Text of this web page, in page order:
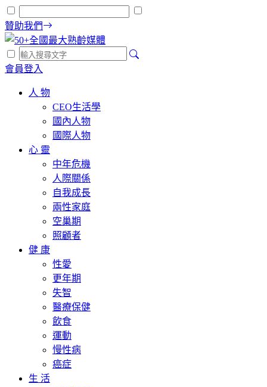
贊助我們
會員登入
人 物
CEO生活學
國內人物
國際人物
心 靈
中年危機
人際關係
自我成長
兩性家庭
空巢期
照顧者
健 康
性愛
更年期
失智
醫療保健
飲食
運動
慢性病
癌症
生 活